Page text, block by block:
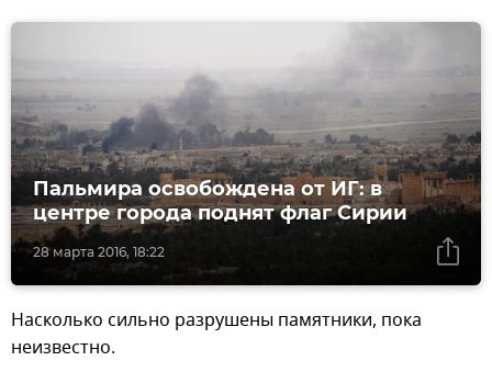
28 марта 2016, 18:22
Пальмира освобождена от ИГ: в
центре города поднят флаг Сирии
Насколько сильно разрушены памятники, пока
неизвестно.